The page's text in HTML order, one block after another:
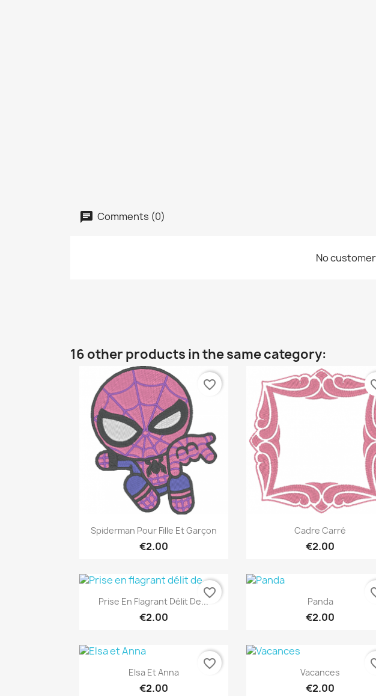
Comments (0)
No
16 other products in the same category:
 Quick view
Spiderman Pour Fille Et Garçon
€2.00
favorite_border
Quick view
Cadre Carré
€2.00
Quick view
Prise En Flagrant Délit De...
€2.00
favorite_border Quick view
Panda
€2.00
Quick view
Elsa Et Anna
€2.00
favorite_border Quick view
Vacances
€2.00